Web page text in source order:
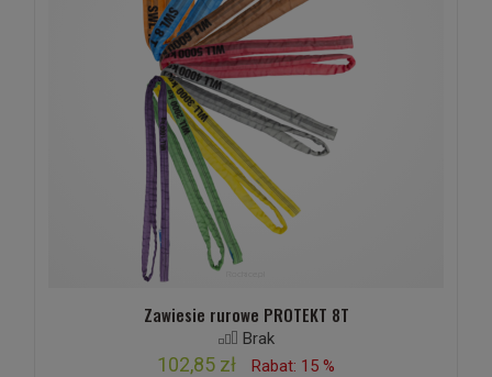
Zawiesie rurowe PROTEKT 8T
Brak
102,85 zł Rabat: 15 %